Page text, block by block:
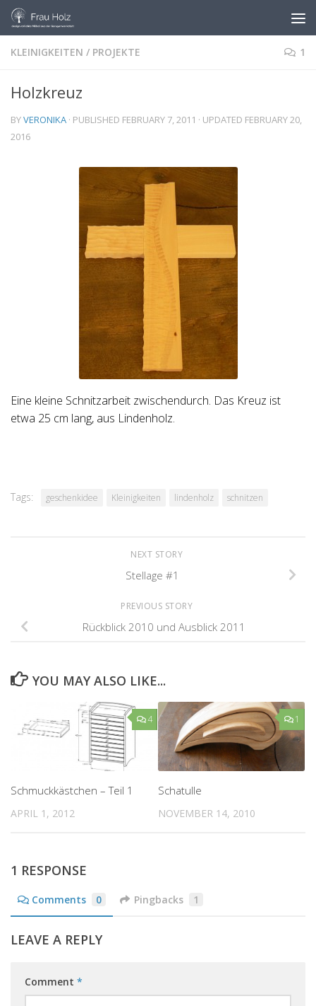
Skip to content
KLEINIGKEITEN / PROJEKTE 1
Holzkreuz
BYVERONIKA · PUBLISHED FEBRUARY 7, 2011 · UPDATED FEBRUARY 20,
2016
Eine kleine Schnitzarbeit zwischendurch. Das Kreuz ist
etwa 25 cm lang, aus Lindenholz.
Tags: geschenkidee Kleinigkeiten lindenholz schnitzen
NEXT STORY
Stellage #1
PREVIOUS STORY
Rückblick 2010 und Ausblick 2011
YOU MAY ALSO LIKE...
4
Schmuckkästchen – Teil 1
APRIL 1, 2012
1
Schatulle
NOVEMBER 14, 2010
1 RESPONSE
Comments 0 Pingbacks 1
LEAVE A REPLY
Comment *